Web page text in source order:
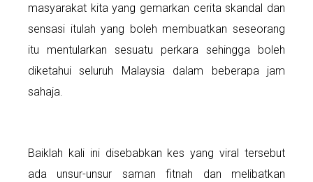
masyarakat kita yang gemarkan cerita skandal dan
sensasi itulah yang boleh membuatkan seseorang
itu mentularkan sesuatu perkara sehingga boleh
diketahui seluruh Malaysia dalam beberapa jam
sahaja.
Baiklah kali ini disebabkan kes yang viral tersebut
ada unsur-unsur saman fitnah dan melibatkan